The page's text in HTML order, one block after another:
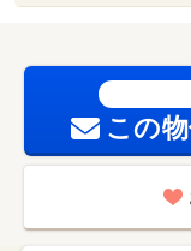
この